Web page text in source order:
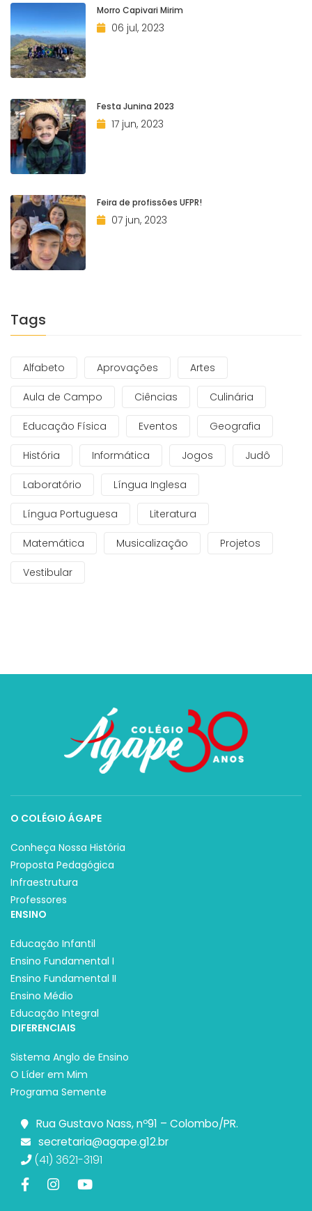
Morro Capivari Mirim
06 jul, 2023
Festa Junina 2023
17 jun, 2023
Feira de profissões UFPR!
07 jun, 2023
Tags
Alfabeto Aprovações Artes
Aula de Campo Ciências Culinária
Educação Física Eventos Geografia
História Informática Jogos Judô
Laboratório Língua Inglesa
Língua Portuguesa Literatura
Matemática Musicalização Projetos
Vestibular
O COLÉGIO ÁGAPE
Conheça Nossa História
Proposta Pedagógica
Infraestrutura
Professores
ENSINO
Educação Infantil
Ensino Fundamental I
Ensino Fundamental II
Ensino Médio
Educação Integral
DIFERENCIAIS
Sistema Anglo de Ensino
O Líder em Mim
Programa Semente
Rua Gustavo Nass, nº91 – Colombo/PR.
secretaria@agape.g12.br
(41) 3621-3191